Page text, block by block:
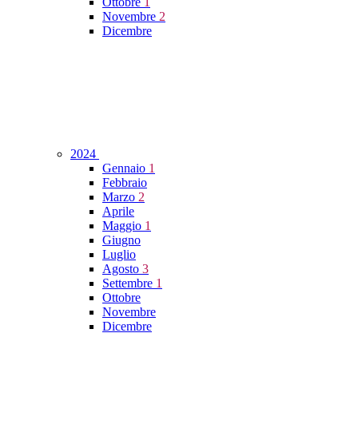
Novembre 2
Dicembre
2024
Gennaio 1
Febbraio
Marzo 2
Aprile
Maggio 1
Giugno
Luglio
Agosto 3
Settembre 1
Ottobre
Novembre
Dicembre